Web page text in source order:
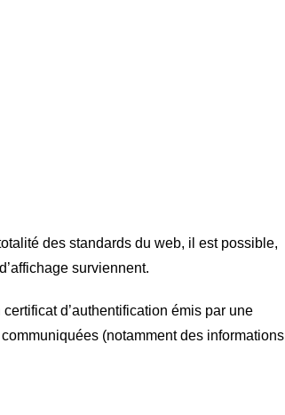
des standards du web, il est possible,
surviennent.
d’authentification émis par une
(notamment des informations